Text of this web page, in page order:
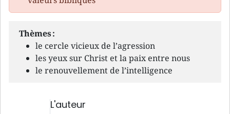
Thèmes :
le cercle vicieux de l’agression
les yeux sur Christ et la paix entre nous
le renouvellement de l’intelligence
L'auteur